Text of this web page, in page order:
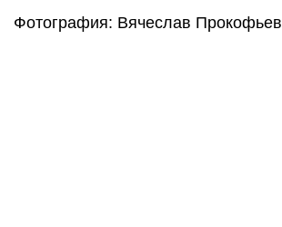
Фотография: Вячеслав